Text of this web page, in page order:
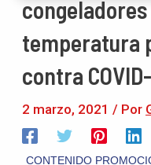
temperatura
contra
2 marzo, 2021 / Por